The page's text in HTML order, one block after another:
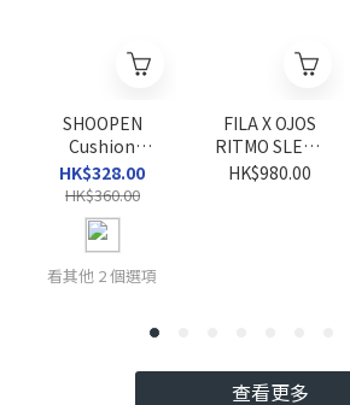
SHOOPEN
Cushion
Wallaby Mule
Clogs
HK$328.00
HK$360.00
看其他 2 個選項
FILA X OJOS
RITMO SLEEK
VC
HK$980.00
查看更多